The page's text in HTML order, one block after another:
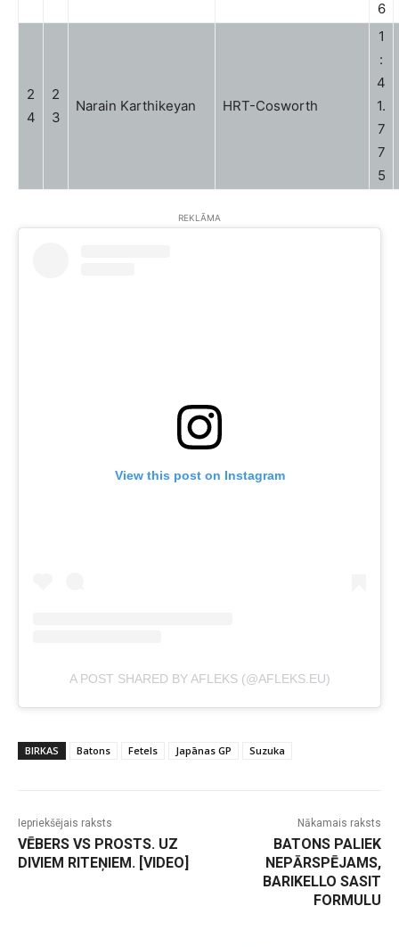
6
2
4
2
3
Narain Karthikeyan HRT-Cosworth
1
:
4
1.
7
7
5
REKLĀMA
View this post on Instagram
A POST SHARED BY AFLEKS (@AFLEKS.EU)
BIRKAS Batons Fetels Japānas GP Suzuka
Iepriekšējais raksts
VĒBERS VS PROSTS. UZ
DIVIEM RITEŅIEM. [VIDEO]
Nākamais raksts
BATONS PALIEK
NEPĀRSPĒJAMS,
BARIKELLO SASIT
FORMULU